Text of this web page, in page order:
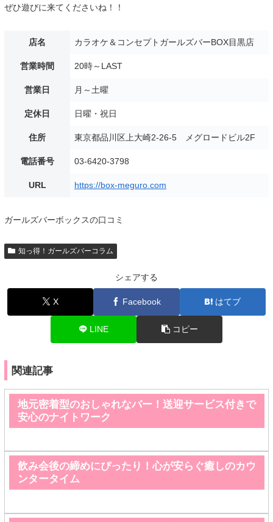
ぜひ遊びに来てくださいね！！
店名 カラオケ＆コンセプトガールズバーBOX目黒店
営業時間 20時～LAST
営業日 月～土曜
定休日 日曜・祝日
住所 東京都品川区上大崎2-26-5 メグロードビル2F
電話番号 03-6420-3798
URL https://box-meguro.com
ガールズバーボックスの口コミ
知っ得！ガールズバーコラム
シェアする
X Facebook はてブ
LINE コピー
関連記事
地元密着型のおしゃれなバー！送迎サービス付きで
安心のナイトワーク
飲み会後の締めにぴったり！心が安らぐ癒しのカウ
ンタータイム